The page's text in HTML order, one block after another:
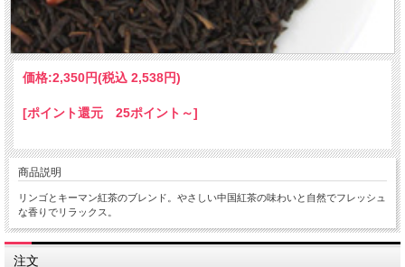
価格:2,350円(税込 2,538円)
[ポイント還元 25ポイント～]
商品説明
リンゴとキーマン紅茶のブレンド。やさしい中国紅茶の味わいと自然でフレッシュ
な香りでリラックス。
注文